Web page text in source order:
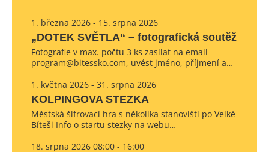
1. března 2026 - 15. srpna 2026
„DOTEK SVĚTLA“ – fotografická soutěž
Fotografie v max. počtu 3 ks zasílat na email
program@bitessko.com, uvést jméno, příjmení a…
1. května 2026 - 31. srpna 2026
KOLPINGOVA STEZKA
Městská šifrovací hra s několika stanovišti po Velké
Bíteši Info o startu stezky na webu…
18. srpna 2026 08:00 - 16:00